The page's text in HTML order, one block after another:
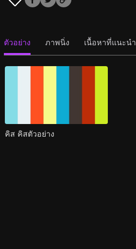
ตัวอย่าง ภาพนิ่ง เนื้อหาที่แนะนำ
คิส คิสตัวอย่าง